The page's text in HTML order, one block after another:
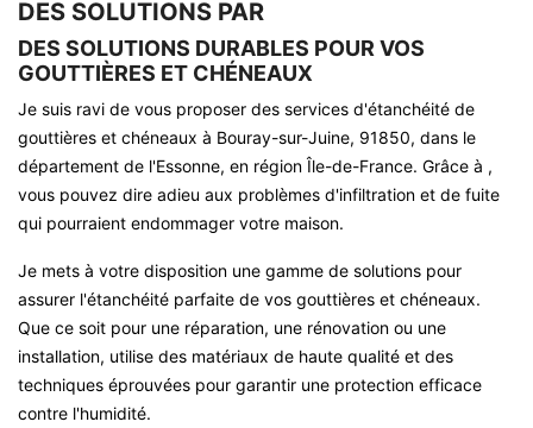
DES SOLUTIONS PAR
DES SOLUTIONS DURABLES POUR VOS
GOUTTIÈRES ET CHÉNEAUX
Je suis ravi de vous proposer des services d'étanchéité de
gouttières et chéneaux à Bouray-sur-Juine, 91850, dans le
département de l'Essonne, en région Île-de-France. Grâce à ,
vous pouvez dire adieu aux problèmes d'infiltration et de fuite
qui pourraient endommager votre maison.
Je mets à votre disposition une gamme de solutions pour
assurer l'étanchéité parfaite de vos gouttières et chéneaux.
Que ce soit pour une réparation, une rénovation ou une
installation, utilise des matériaux de haute qualité et des
techniques éprouvées pour garantir une protection efficace
contre l'humidité.